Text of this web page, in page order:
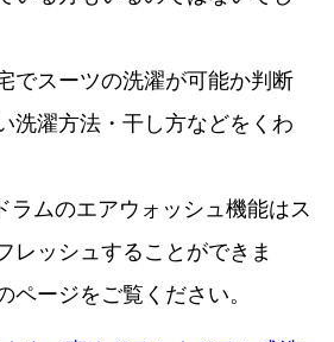
でスーツの洗濯が可能か判断
洗濯方法・干し方などをくわ
ラムのエアウォッシュ機能はス
レッシュすることができま
ページをご覧ください。